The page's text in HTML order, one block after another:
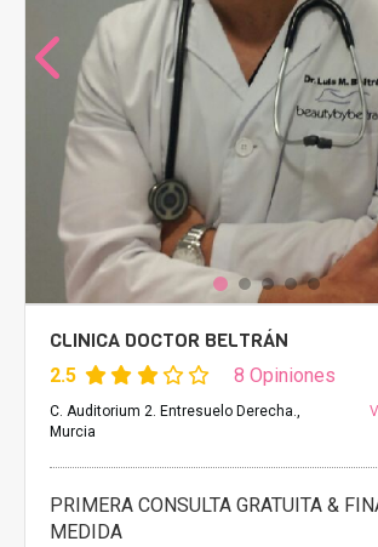
CLINICA DOCTOR BELTRÁN
2.5 8 Opiniones
C. Auditorium 2. Entresuelo Derecha.,
Murcia
PRIMERA CONSULTA GRATUITA &
MEDIDA